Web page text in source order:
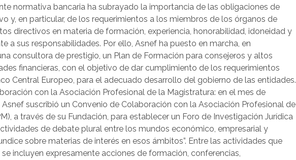
normativa bancaria ha subrayado la importancia de las obligaciones de
y, en particular, de los requerimientos a los miembros de los órganos de
directivos en materia de formación, experiencia, honorabilidad, idoneidad y
a sus responsabilidades. Por ello, Asnef ha puesto en marcha, en
consultora de prestigio, un Plan de Formación para consejeros y altos
financieras, con el objetivo de dar cumplimiento de los requerimientos
Central Europeo, para el adecuado desarrollo del gobierno de las entidades.
con la Asociación Profesional de la Magistratura: en el mes de
Asnef suscribió un Convenio de Colaboración con la Asociación Profesional de
a través de su Fundación, para establecer un Foro de Investigación Jurídica
de debate plural entre los mundos económico, empresarial y
sobre materias de interés en esos ámbitos”. Entre las actividades que
incluyen expresamente acciones de formación, conferencias,